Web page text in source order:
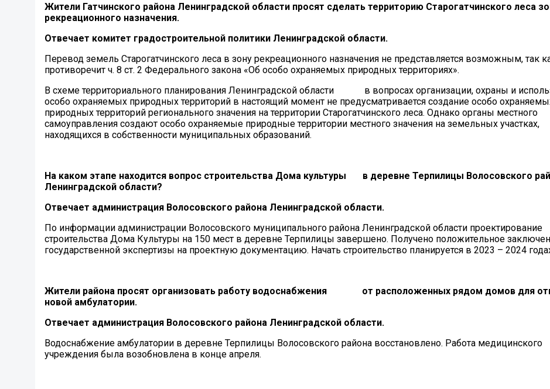
Жители Гатчинского района Ленинградской области просят сделать территорию Старогатчинского леса
рекреационного назначения.
Отвечает комитет градостроительной политики Ленинградской области.
Перевод земель Старогатчинского леса в зону рекреационного назначения не представляется возможным, так
противоречит ч. 8 ст. 2 Федерального закона «Об особо охраняемых природных территориях».
В схеме территориального планирования Ленинградской области в вопросах организации, охраны и
особо охраняемых природных территорий в настоящий момент не предусматривается создание особо
природных территорий регионального значения на территории Старогатчинского леса. Однако органы местного
самоуправления создают особо охраняемые природные территории местного значения на земельных участках,
находящихся в собственности муниципальных образований.
На каком этапе находится вопрос строительства Дома культуры в деревне Терпилицы Волосовского
Ленинградской области?
Отвечает администрация Волосовского района Ленинградской области.
По информации администрации Волосовского муниципального района Ленинградской области проектирование
строительства Дома Культуры на 150 мест в деревне Терпилицы завершено. Получено положительное
государственной экспертизы на проектную документацию. Начать строительство планируется в 2023 – 2024
Жители района просят организовать работу водоснабжения от расположенных рядом домов для
новой амбулатории.
Отвечает администрация Волосовского района Ленинградской области.
Водоснабжение амбулатории в деревне Терпилицы Волосовского района восстановлено. Работа медицинского
учреждения была возобновлена в конце апреля.